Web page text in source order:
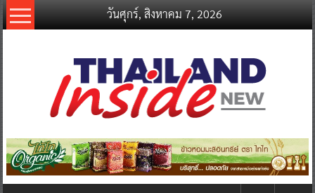
Skip
to
วันศุกร์, สิงหาคม 7, 2026
thailandinsidenew.com
Thailand